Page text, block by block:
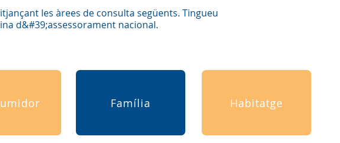
les àrees de consulta següents. Tingueu
d&#39;assessorament nacional.
Família Habitatge